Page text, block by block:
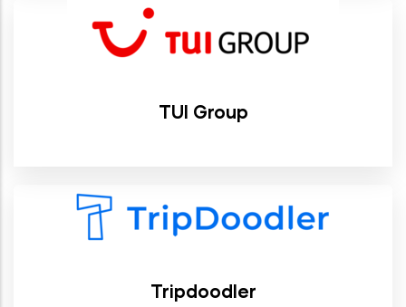
TUI Group
Tripdoodler